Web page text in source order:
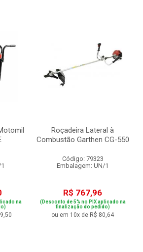
na
Roçadeira Lateral à
Combustão Garthen CG-550
Código: 79323
Embalagem: UN/1
R$ 767,96
(Desconto de 5% no PIX aplicado na
finalização do pedido)
ou em 10x de R$ 80,64